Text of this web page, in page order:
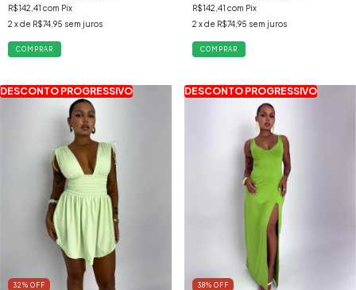
R$142,41 com Pix
2 x de R$74,95 sem juros
COMPRAR
R$142,41 com Pix
2 x de R$74,95 sem juros
COMPRAR
DESCONTO PROGRESSIVO
32 % OFF
DESCONTO PROGRESSIVO
38% OFF